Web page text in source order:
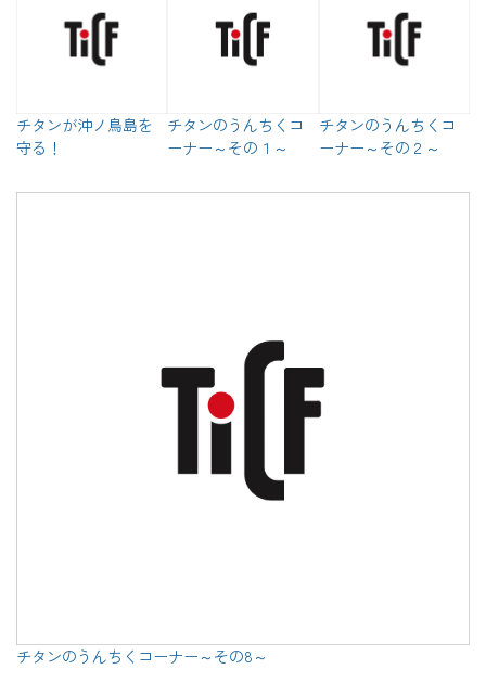
チタンが沖ノ鳥島を
守る！
チタンのうんちくコ
ーナー～その１～
チタンのうんちくコ
ーナー～その２～
チタンのうんちくコーナー～その8～